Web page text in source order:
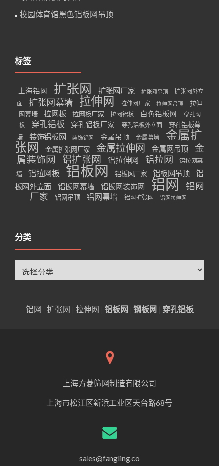
校园体育馆黑色铝板网吊顶
标签
上海铝网 扩张网 扩张网厂家 扩张网吊顶
扩张网外立
面
扩张网幕墙 拉伸网 拉伸网厂家 拉伸网吊顶
拉伸
网幕墙
拉网板 拉网板厂家 拉网铝板 白色铝板网
穿孔网
板
穿孔铝板 穿孔铝板厂家 穿孔铝板外立面
穿孔铝板幕
墙
装饰铝板网 装饰铝网 金属吊顶 金属幕墙
金属扩
张网
金属扩张网厂家 金属拉伸网 金属网吊顶
金
属装饰网
铝扩张网 铝拉伸网 铝拉网
铝拉网幕
墙
铝拉网板 铝板网 铝板网厂家 铝板网吊顶
铝
板网外立面
铝板网幕墙 铝板网装饰网 铝网
铝网
厂家
铝网吊顶 铝网幕墙 铝网扩张网 铝网拉伸网
分类
铝网 扩张网 拉伸网 铝板网 钢板网 穿孔铝板
上海方菱筛网制造有限公司
上海市松江区新浜工业区天台路68号
sales@fangling.co